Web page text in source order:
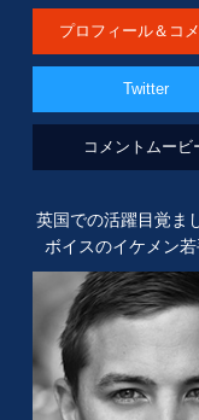
プロフィール＆コ
Twitter
コメントムービ
英国での活躍目覚ま
ボイスのイケメン